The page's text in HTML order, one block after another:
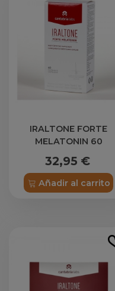
IRALTONE FORTE
MELATONIN 60
32,95 €
Añadir al carrito